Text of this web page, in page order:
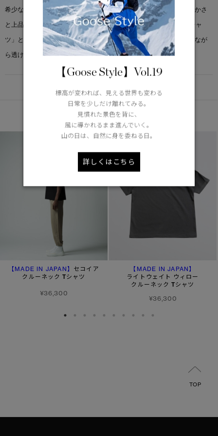
希少なアルティメイトピマコットンを使用し、ふっくらとした柔らかさ
と上品な光沢を兼ね備えた一枚です。「セコイア クルーネック Tシャ
ツ」と同デザインですが、素材をアップデートし、より薄手でありなが
ら透けにくく型崩れしにくい、洗練された着心地が魅力です。
あなたへのおすすめ
【MADE IN JAPAN】
セコイア
クルーネック Tシャツ
¥36,300
【MADE IN JAPAN】
ライトウェイト ウィロー
クルーネック Tシャツ
¥36,300
TOP
【Goose Style】Vol.19
標高が変われば、見える世界も変わる
日常を少しだけ離れてみる。
見慣れた景色を背に、
風に導かれるまま進んでいく。
山の日は、自然に身を委ねる日。
詳しくはこちら